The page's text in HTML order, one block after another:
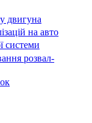
двигуна
на авто
системи
розвал-